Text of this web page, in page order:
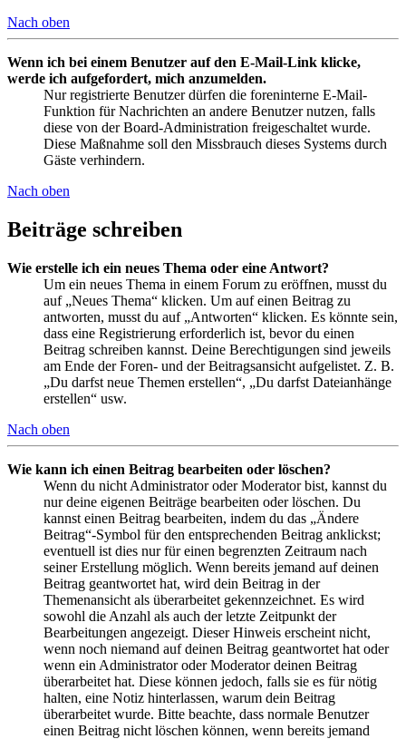
Nach oben
Wenn ich bei einem Benutzer auf den E-Mail-Link klicke,
werde ich aufgefordert, mich anzumelden.
Nur registrierte Benutzer dürfen die foreninterne E-Mail-
Funktion für Nachrichten an andere Benutzer nutzen, falls
diese von der Board-Administration freigeschaltet wurde.
Diese Maßnahme soll den Missbrauch dieses Systems durch
Gäste verhindern.
Nach oben
Beiträge schreiben
Wie erstelle ich ein neues Thema oder eine Antwort?
Um ein neues Thema in einem Forum zu eröffnen, musst du
auf „Neues Thema“ klicken. Um auf einen Beitrag zu
antworten, musst du auf „Antworten“ klicken. Es könnte sein,
dass eine Registrierung erforderlich ist, bevor du einen
Beitrag schreiben kannst. Deine Berechtigungen sind jeweils
am Ende der Foren- und der Beitragsansicht aufgelistet. Z. B.
„Du darfst neue Themen erstellen“, „Du darfst Dateianhänge
erstellen“ usw.
Nach oben
Wie kann ich einen Beitrag bearbeiten oder löschen?
Wenn du nicht Administrator oder Moderator bist, kannst du
nur deine eigenen Beiträge bearbeiten oder löschen. Du
kannst einen Beitrag bearbeiten, indem du das „Ändere
Beitrag“-Symbol für den entsprechenden Beitrag anklickst;
eventuell ist dies nur für einen begrenzten Zeitraum nach
seiner Erstellung möglich. Wenn bereits jemand auf deinen
Beitrag geantwortet hat, wird dein Beitrag in der
Themenansicht als überarbeitet gekennzeichnet. Es wird
sowohl die Anzahl als auch der letzte Zeitpunkt der
Bearbeitungen angezeigt. Dieser Hinweis erscheint nicht,
wenn noch niemand auf deinen Beitrag geantwortet hat oder
wenn ein Administrator oder Moderator deinen Beitrag
überarbeitet hat. Diese können jedoch, falls sie es für nötig
halten, eine Notiz hinterlassen, warum dein Beitrag
überarbeitet wurde. Bitte beachte, dass normale Benutzer
einen Beitrag nicht löschen können, wenn bereits jemand